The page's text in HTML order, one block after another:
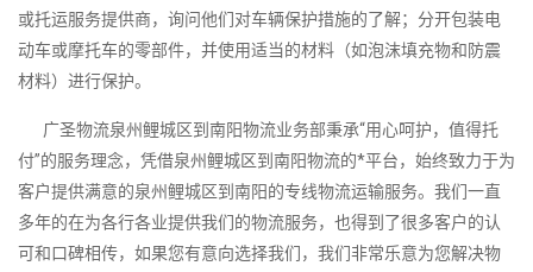
或托运服务提供商，询问他们对车辆保护措施的了解；分开包装电
动车或摩托车的零部件，并使用适当的材料（如泡沫填充物和防震
材料）进行保护。
广圣物流泉州鲤城区到南阳物流业务部秉承“用心呵护，值得托
付”的服务理念，凭借泉州鲤城区到南阳物流的*平台，始终致力于为
客户提供满意的泉州鲤城区到南阳的专线物流运输服务。我们一直
多年的在为各行各业提供我们的物流服务，也得到了很多客户的认
可和口碑相传，如果您有意向选择我们，我们非常乐意为您解决物